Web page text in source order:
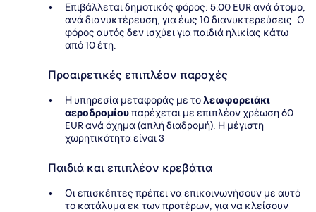
Επιβάλλεται δημοτικός φόρος: 5.00 EUR ανά άτομο,
ανά διανυκτέρευση, για έως 10 διανυκτερεύσεις. Ο
φόρος αυτός δεν ισχύει για παιδιά ηλικίας κάτω
από 10 έτη.
Προαιρετικές επιπλέον παροχές
Η υπηρεσία μεταφοράς με τολεωφορειάκι
αεροδρομίουπαρέχεται με επιπλέον χρέωση 60
EUR ανά όχημα (απλή διαδρομή). Η μέγιστη
χωρητικότητα είναι 3
Παιδιά και επιπλέον κρεβάτια
Οι επισκέπτες πρέπει να επικοινωνήσουν με αυτό
το κατάλυμα εκ των προτέρων, για να κλείσουν